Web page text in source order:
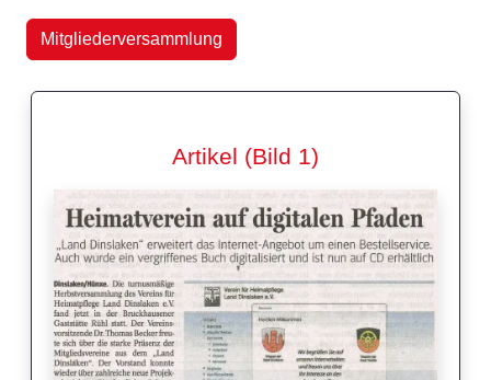
Mitgliederversammlung
Artikel (Bild 1)